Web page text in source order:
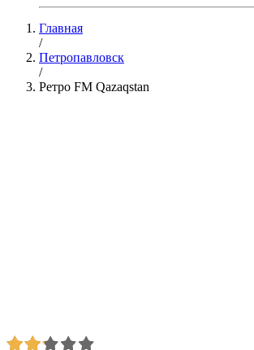
Главная
/
Петропавловск
/
Ретро FM Qazaqstan